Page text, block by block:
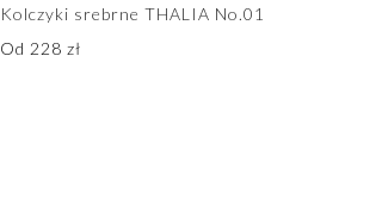
Kolczyki srebrne THALIA No.01
Od 228 zł